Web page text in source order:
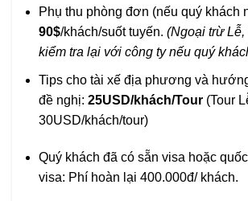
Phụ thu phòng đơn (nếu quý khách
90$/khách/suốt tuyến. (Ngoại trừ
kiểm tra lại với công ty nếu quý
Tips cho tài xế địa phương và
đề nghị: 25USD/khách/Tour (Tour
30USD/khách/tour)
Quý khách đã có sẵn visa hoặc
visa: Phí hoàn lại 400.000đ/ khách.